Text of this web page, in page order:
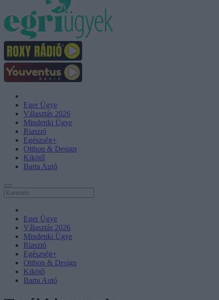
Eger Ügye
Választás 2026
Mindenki Ügye
Riasztó
Egészség+
Otthon & Design
Kikötő
Barta Autó
Eger Ügye
Választás 2026
Mindenki Ügye
Riasztó
Egészség+
Otthon & Design
Kikötő
Barta Autó